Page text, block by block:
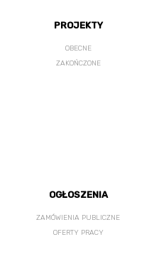
PROJEKTY
OBECNE
ZAKOŃCZONE
OGŁOSZENIA
ZAMÓWIENIA PUBLICZNE
OFERTY PRACY